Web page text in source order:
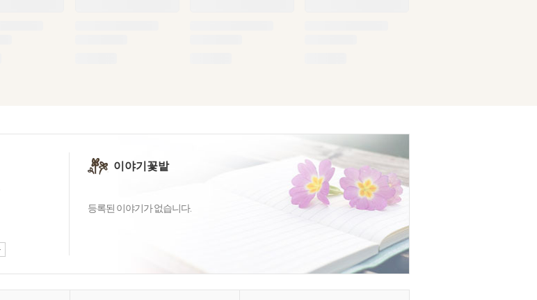
이야기꽃밭
등록된 이야기가 없습니다.